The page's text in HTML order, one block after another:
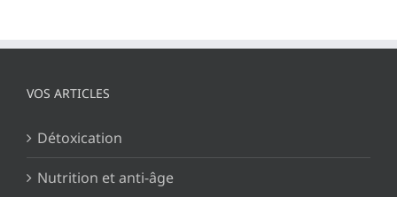
VOS ARTICLES
Détoxication
Nutrition et anti-âge